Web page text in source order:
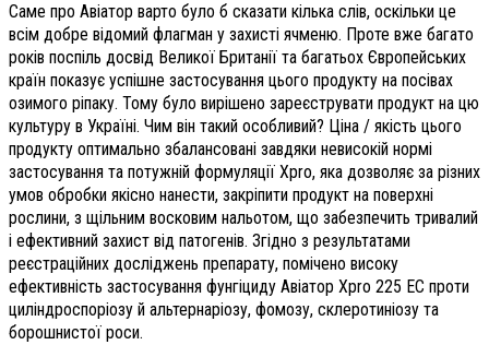
Саме про Авіатор варто було б сказати кілька слів, оскільки це
всім добре відомий флагман у захисті ячменю. Проте вже багато
років поспіль досвід Великої Британії та багатьох Європейських
країн показує успішне застосування цього продукту на посівах
озимого ріпаку. Тому було вирішено зареєструвати продукт на цю
культуру в Україні. Чим він такий особливий? Ціна / якість цього
продукту оптимально збалансовані завдяки невисокій нормі
застосування та потужній формуляції Xpro, яка дозволяє за різних
умов обробки якісно нанести, закріпити продукт на поверхні
рослини, з щільним восковим нальотом, що забезпечить тривалий
і ефективний захист від патогенів. Згідно з результатами
реєстраційних досліджень препарату, помічено високу
ефективність застосування фунгіциду Авіатор Xpro 225 ЕС проти
циліндроспоріозу й альтернаріозу, фомозу, склеротиніозу та
борошнистої роси.